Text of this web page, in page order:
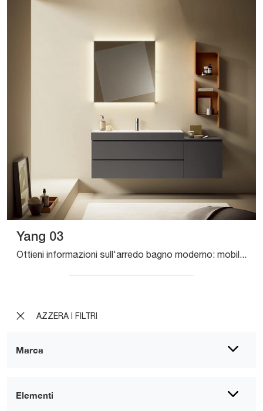
AZZERA I FILTRI
Marca
Elementi
Yang 03
Ottieni informazioni sull'arredo bagno moderno: mobili bagno sospesi in laccato opaco come il modello Yang 03 di Artesi ti attendono.